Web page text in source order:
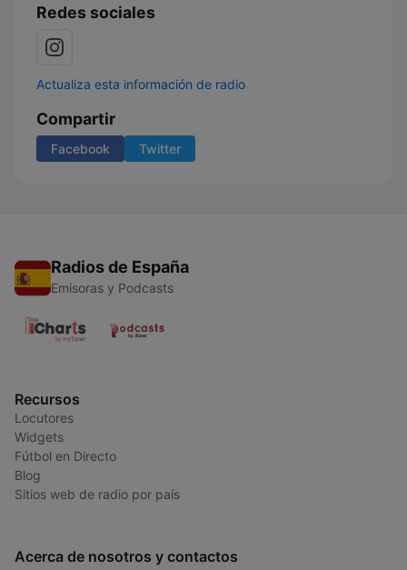
Redes sociales
Actualiza esta información de radio
Compartir
Facebook Twitter
Radios de España
Emisoras y Podcasts
Recursos
Locutores
Widgets
Fútbol en Directo
Blog
Sitios web de radio por país
Acerca de nosotros y contactos